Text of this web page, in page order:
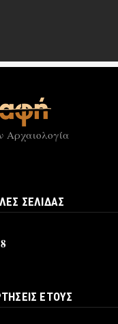
Παγκόσμιας
MIT
Αριστοτέλης και
Καρατσώλης ε...
Στο «σφυρί»
επιβάτη του
Ιούλιος 25, 2026
Αρχαιολογία
ΣΕΛΙΔΑΣ
8
ΕΤΟΥΣ